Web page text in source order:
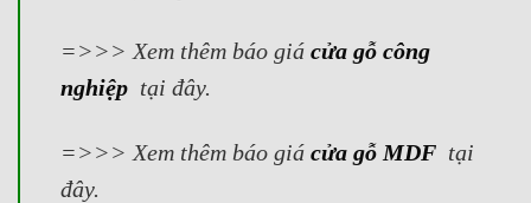
=>>> Xem thêm báo giá cửa gỗ công
nghiệptại đây.
=>>> Xem thêm báo giá cửa gỗ MDF tại
đây.